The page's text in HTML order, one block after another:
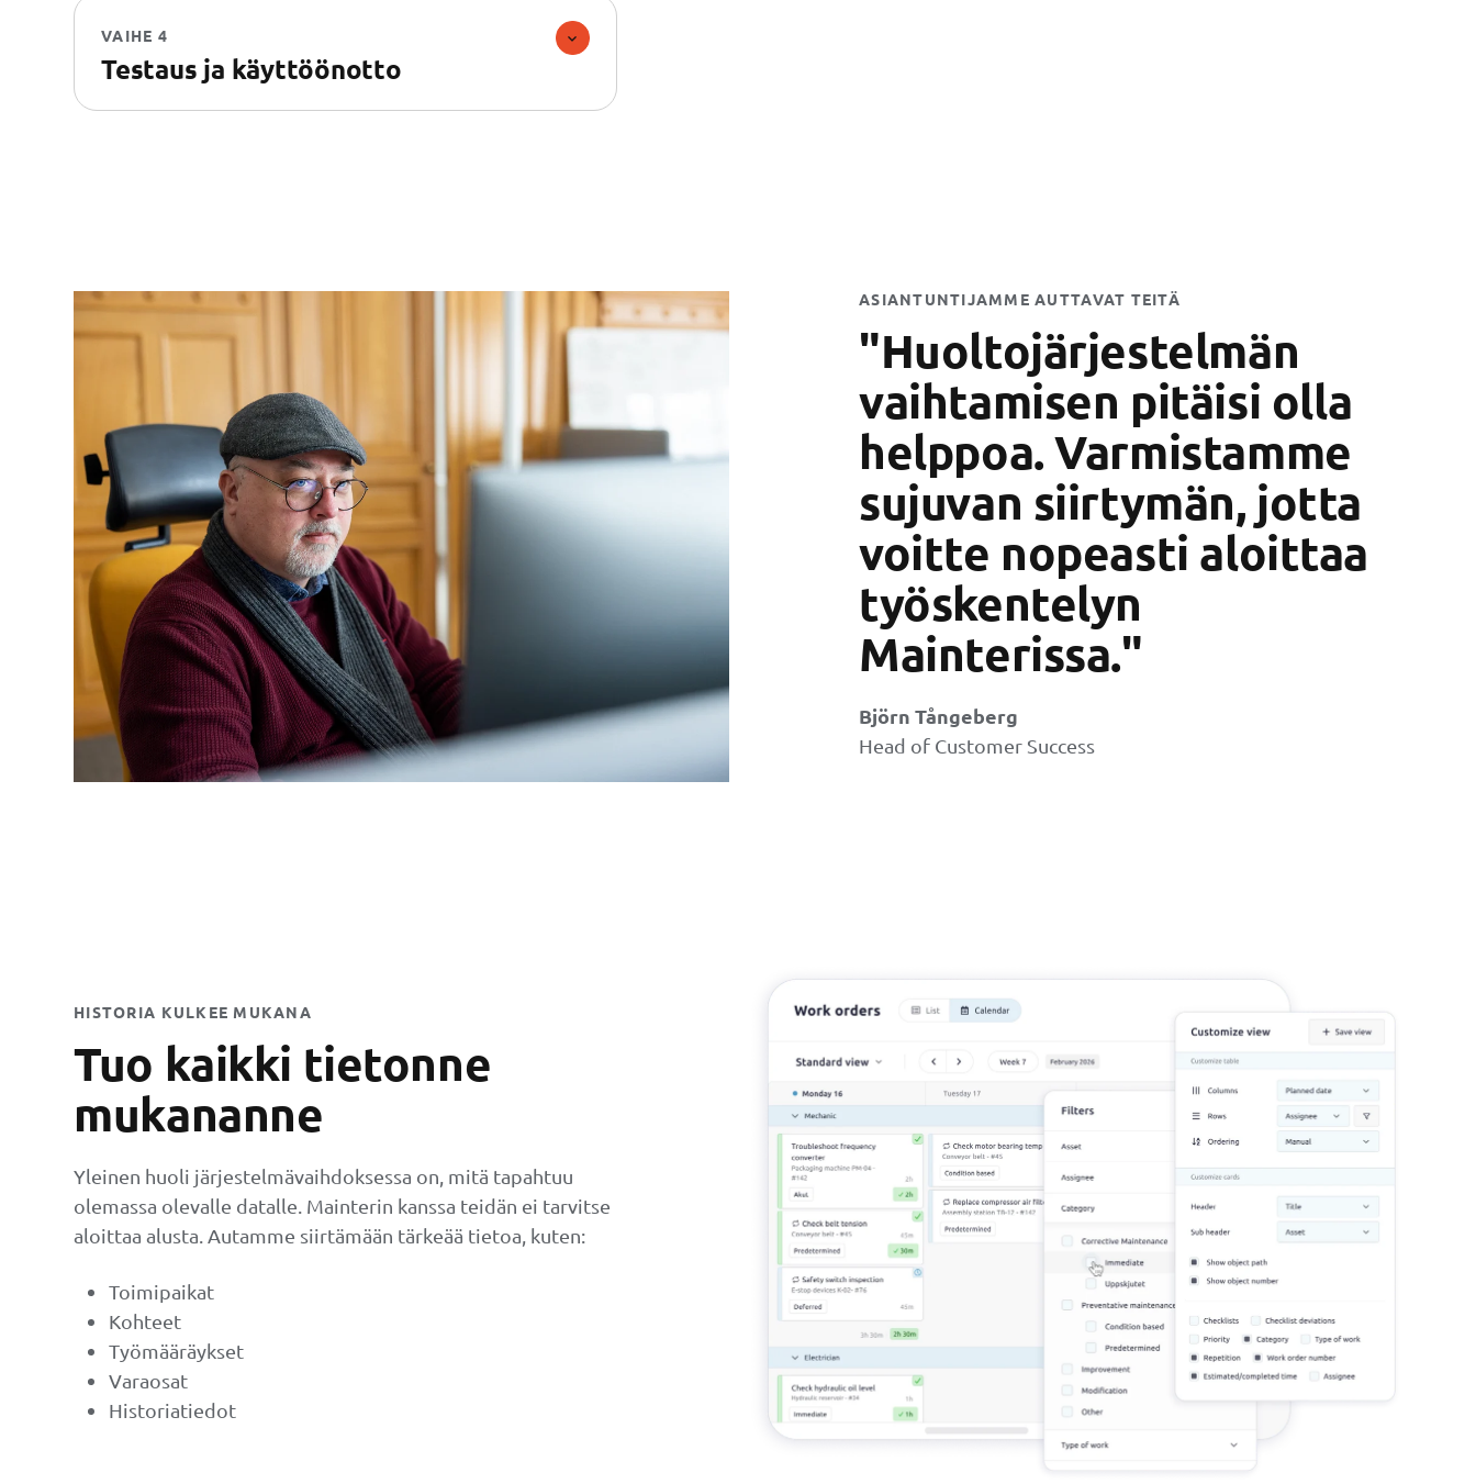
VAIHE 4
Testaus ja käyttöönotto
ASIANTUNTIJAMME AUTTAVAT TEITÄ
"Huoltojärjestelmän
vaihtamisen pitäisi olla
helppoa. Varmistamme
sujuvan siirtymän, jotta
voitte nopeasti aloittaa
työskentelyn
Mainterissa."
Björn Tångeberg
Head of Customer Success
HISTORIA KULKEE MUKANA
Tuo kaikki tietonne
mukananne
Yleinen huoli järjestelmävaihdoksessa on, mitä tapahtuu
olemassa olevalle datalle. Mainterin kanssa teidän ei tarvitse
aloittaa alusta. Autamme siirtämään tärkeää tietoa, kuten:
Toimipaikat
Kohteet
Työmääräykset
Varaosat
Historiatiedot